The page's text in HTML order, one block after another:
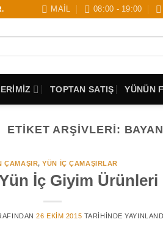
MAİL 08:00 - 19:00
TOPTAN SATIŞ YÜNÜN
ETIKET ARŞIVLERI:
ÇAMAŞIR,YÜN İÇ ÇAMAŞIRLAR
İç Giyim Ürünleri
26 EKIM 2015 TARIHINDE